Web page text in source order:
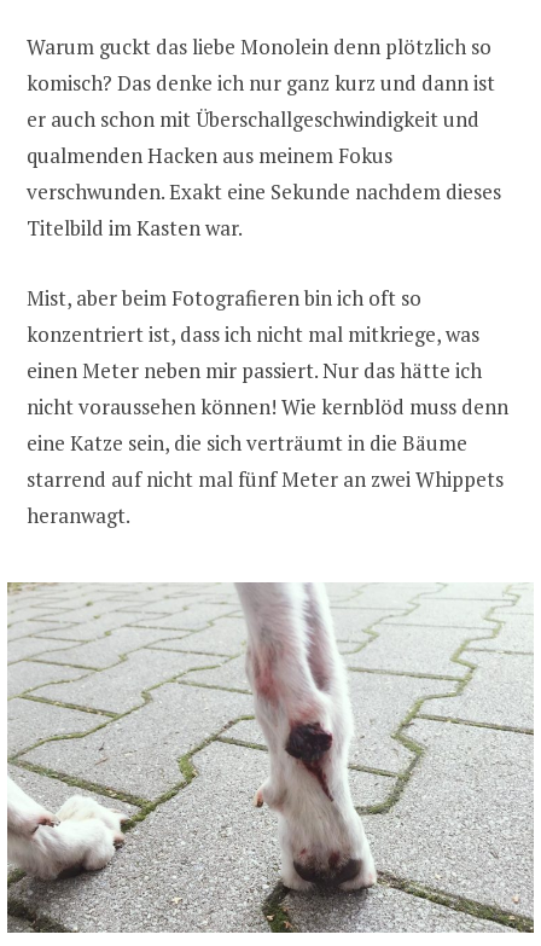
Warum guckt das liebe Monolein denn plötzlich so
komisch? Das denke ich nur ganz kurz und dann ist
er auch schon mit Überschallgeschwindigkeit und
qualmenden Hacken aus meinem Fokus
verschwunden. Exakt eine Sekunde nachdem dieses
Titelbild im Kasten war.
Mist, aber beim Fotografieren bin ich oft so
konzentriert ist, dass ich nicht mal mitkriege, was
einen Meter neben mir passiert. Nur das hätte ich
nicht voraussehen können! Wie kernblöd muss denn
eine Katze sein, die sich verträumt in die Bäume
starrend auf nicht mal fünf Meter an zwei Whippets
heranwagt.